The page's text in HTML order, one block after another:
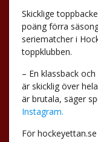
Skicklige
poäng förra
seriematcher i
toppklubben.
– En klassback
är skicklig över
är brutala, säger
Instagram.
För